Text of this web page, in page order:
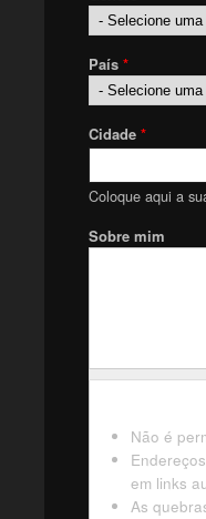
País *
Cidade *
Coloque aqui a
Sobre mim
Não é
em links
As